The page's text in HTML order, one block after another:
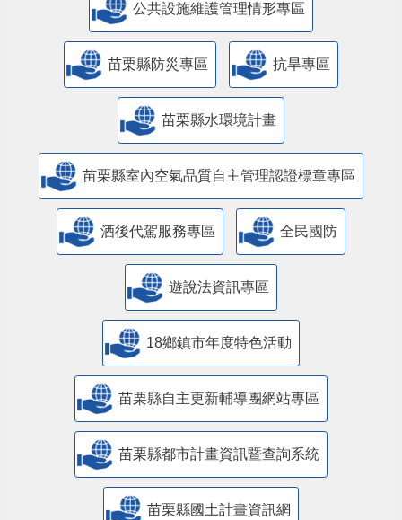
​公共設施維護管理情形專區
苗栗縣防災專區 抗旱專區
苗栗縣水環境計畫
苗栗縣室內空氣品質自主管理認證標章專區
酒後代駕服務專區 全民國防
遊說法資訊專區
18鄉鎮市年度特色活動
苗栗縣自主更新輔導團網站專區
苗栗縣都市計畫資訊暨查詢系統
苗栗縣國土計畫資訊網